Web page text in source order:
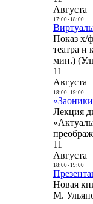
Августа
17:00- 18:00
Показ х/
театра и
мин.)
11
Августа
18:00- 19:00
Лекция
11
Августа
18:00- 19:00
Новая
М.